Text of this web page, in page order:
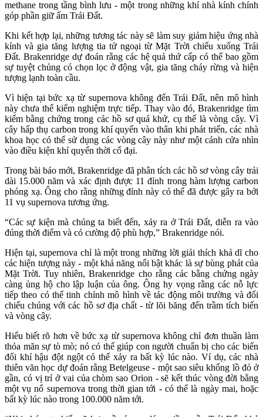
methane trong tầng bình lưu - một trong những khí nhà kính chính
góp phần giữ ấm Trái Đất.
Khi kết hợp lại, những tương tác này sẽ làm suy giảm hiệu ứng nhà
kính và gia tăng lượng tia tử ngoại từ Mặt Trời chiếu xuống Trái
Đất. Brakenridge dự đoán rằng các hệ quả thứ cấp có thể bao gồm
sự tuyệt chủng có chọn lọc ở động vật, gia tăng cháy rừng và hiện
tượng lạnh toàn cầu.
Vì hiện tại bức xạ từ supernova không đến Trái Đất, nên mô hình
này chưa thể kiểm nghiệm trực tiếp. Thay vào đó, Brakenridge tìm
kiếm bằng chứng trong các hồ sơ quá khứ, cụ thể là vòng cây. Vì
cây hấp thụ carbon trong khí quyển vào thân khi phát triển, các nhà
khoa học có thể sử dụng các vòng cây này như một cánh cửa nhìn
vào điều kiện khí quyển thời cổ đại.
Trong bài báo mới, Brakenridge đã phân tích các hồ sơ vòng cây trải
dài 15.000 năm và xác định được 11 đỉnh trong hàm lượng carbon
phóng xạ. Ông cho rằng những đỉnh này có thể đã được gây ra bởi
11 vụ supernova tương ứng.
“Các sự kiện mà chúng ta biết đến, xảy ra ở Trái Đất, diễn ra vào
đúng thời điểm và có cường độ phù hợp,” Brakenridge nói.
Hiện tại, supernova chỉ là một trong những lời giải thích khả dĩ cho
các hiện tượng này - một khả năng nổi bật khác là sự bùng phát của
Mặt Trời. Tuy nhiên, Brakenridge cho rằng các bằng chứng ngày
càng ủng hộ cho lập luận của ông. Ông hy vọng rằng các nỗ lực
tiếp theo có thể tinh chỉnh mô hình về tác động môi trường và đối
chiếu chúng với các hồ sơ địa chất - từ lõi băng đến trầm tích biển
và vòng cây.
Hiểu biết rõ hơn về bức xạ từ supernova không chỉ đơn thuần làm
thỏa mãn sự tò mò; nó có thể giúp con người chuẩn bị cho các biến
đổi khí hậu đột ngột có thể xảy ra bất kỳ lúc nào. Ví dụ, các nhà
thiên văn học dự đoán rằng Betelgeuse - một sao siêu khổng lồ đỏ ở
gần, có vị trí ở vai của chòm sao Orion - sẽ kết thúc vòng đời bằng
một vụ nổ supernova trong thời gian tới - có thể là ngày mai, hoặc
bất kỳ lúc nào trong 100.000 năm tới.